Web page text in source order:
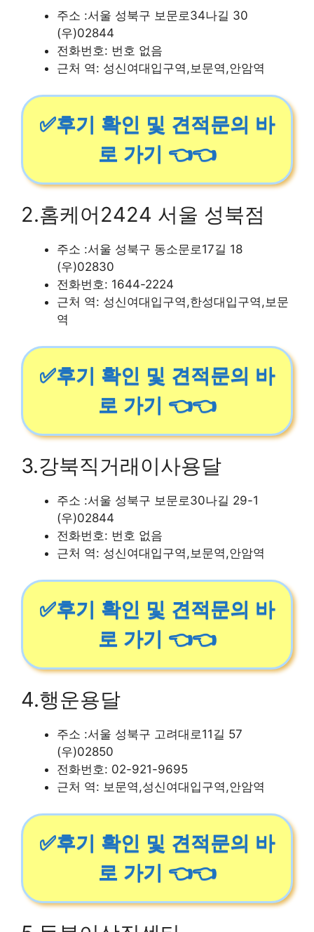
주소 :서울 성북구 보문로34나길 30
(우)02844
전화번호: 번호 없음
근처 역: 성신여대입구역,보문역,안암역
✅후기 확인 및 견적문의 바
로 가기 👈👈
2.홈케어2424 서울 성북점
주소 :서울 성북구 동소문로17길 18
(우)02830
전화번호: 1644-2224
근처 역: 성신여대입구역,한성대입구역,보문
역
✅후기 확인 및 견적문의 바
로 가기 👈👈
3.강북직거래이사용달
주소 :서울 성북구 보문로30나길 29-1
(우)02844
전화번호: 번호 없음
근처 역: 성신여대입구역,보문역,안암역
✅후기 확인 및 견적문의 바
로 가기 👈👈
4.행운용달
주소 :서울 성북구 고려대로11길 57
(우)02850
전화번호: 02-921-9695
근처 역: 보문역,성신여대입구역,안암역
✅후기 확인 및 견적문의 바
로 가기 👈👈